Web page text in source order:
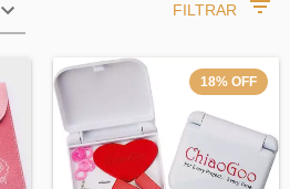
FILTRAR
18% OFF